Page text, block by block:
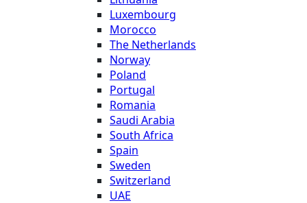
Luxembourg
Morocco
The Netherlands
Norway
Poland
Portugal
Romania
Saudi Arabia
South Africa
Spain
Sweden
Switzerland
UAE